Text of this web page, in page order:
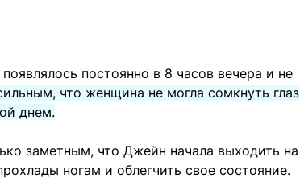
постоянно в 8 часов вечера и не
что женщина не могла сомкнуть глаз
днем.
заметным, что Джейн начала выходить на
ногам и облегчить свое состояние.